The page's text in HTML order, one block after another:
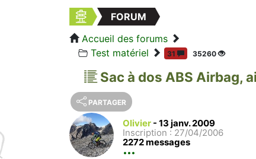
FORUM
Accueil des forums
Test matériel
31 35260
Sac à dos ABS Airbag,
PARTAGER
Olivier - 13 janv. 2009
Inscription : 27/04/2006
2272 messages